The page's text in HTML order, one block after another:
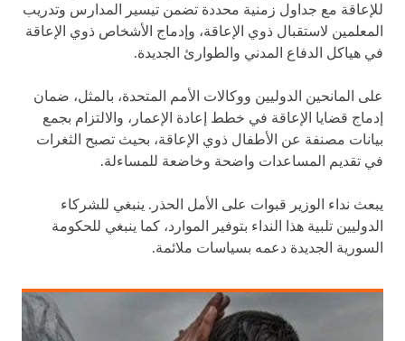
للإعاقة مع جداول زمنية محددة تضمن تيسير المدارس وتدريب
المعلمين لاستقبال ذوي الإعاقة، وإدماج الأشخاص ذوي الإعاقة
في هياكل الدفاع المدني والطوارئ الجديدة.
على المانحين الدوليين ووكالات الأمم المتحدة، بالمثل، ضمان
إدماج قضايا الإعاقة في خطط إعادة الإعمار، والالتزام بجمع
بيانات مصنفة عن الأطفال ذوي الإعاقة، بحيث تصبح الثغرات
في تقديم المساعدات واضحة وخاضعة للمساءلة.
يبعث نداء الوزير قبوات على الأمل الحذر. ينبغي للشركاء
الدوليين تلبية هذا النداء بتوفير الموارد، كما ينبغي للحكومة
السورية الجديدة دعمه بسياسات ملائمة.